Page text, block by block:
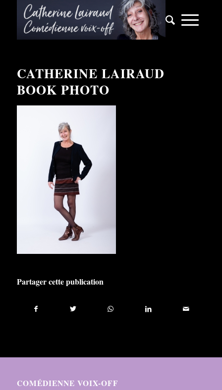
CATHERINE LAIRAUD
BOOK PHOTO
Partager cette publication
COMÉDIENNE VOIX-OFF